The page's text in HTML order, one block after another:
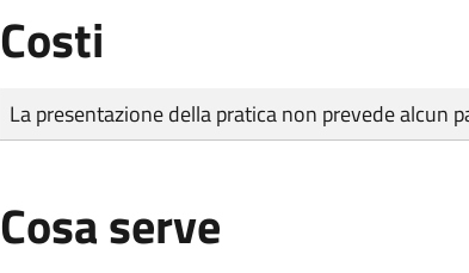
Costi
Tipo di pagamento
Importo
La presentazione della pratica non prevede alcun
Cosa serve